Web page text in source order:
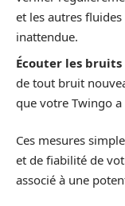
et les autres
inattendue.
Écouter les
de tout bruit
que votre Twingo
Ces mesures
et de fiabilité de
associé à une